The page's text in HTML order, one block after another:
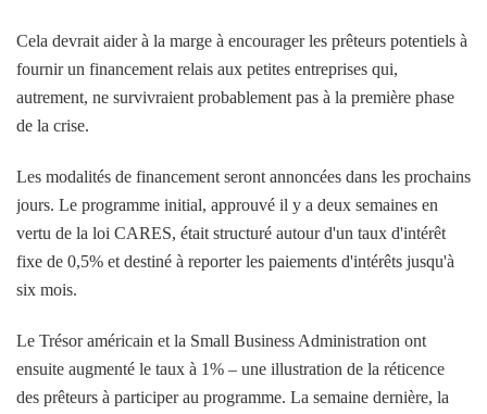
Cela devrait aider à la marge à encourager les prêteurs potentiels à
fournir un financement relais aux petites entreprises qui,
autrement, ne survivraient probablement pas à la première phase
de la crise.
Les modalités de financement seront annoncées dans les prochains
jours. Le programme initial, approuvé il y a deux semaines en
vertu de la loi CARES, était structuré autour d'un taux d'intérêt
fixe de 0,5% et destiné à reporter les paiements d'intérêts jusqu'à
six mois.
Le Trésor américain et la Small Business Administration ont
ensuite augmenté le taux à 1% – une illustration de la réticence
des prêteurs à participer au programme. La semaine dernière, la